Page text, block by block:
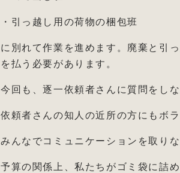
・引っ越し用の荷物の梱包班
に別れて作業を進めます。廃棄と引
を払う必要があります。
今回も、逐一依頼者さんに質問をし
依頼者さんの知人の近所の方にもボ
みんなでコミュニケーションを取り
予算の関係上、私たちがゴミ袋に詰